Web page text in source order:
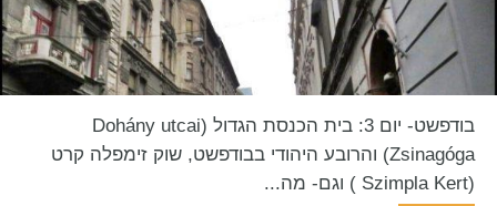
בודפשט- יום 3: בית הכנסת הגדול (Dohány utcai
Zsinagóga) והרובע היהודי בבודפשט, שוק זימפלה קרט
(Szimpla Kert ) וגם- מה...